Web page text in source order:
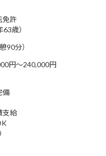
免許
歳）
90分）
円～240,000円
備
支給